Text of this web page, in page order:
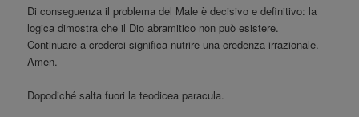
Di conseguenza il problema del Male è decisivo e definitivo: la
logica dimostra che il Dio abramitico non può esistere.
Continuare a crederci significa nutrire una credenza irrazionale.
Amen.
Dopodiché salta fuori la teodicea paracula.